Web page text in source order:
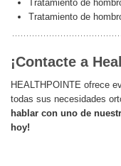
Tratamiento de
Tratamiento de
¡Contacte a
HEALTHPOINTE ofrece
todas sus necesidades
hablar con uno de
hoy!